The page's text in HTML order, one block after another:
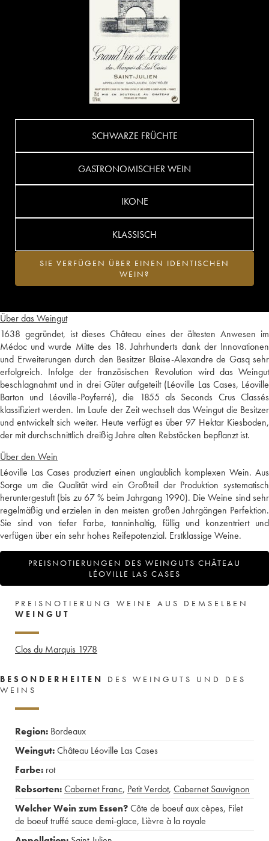
Über das Weingut
1638 gegründet, ist dieses Château eines der ältesten Anwesen im
Médoc und wurde Mitte des 18. Jahrhunderts dank der Innovationen
und Erweiterungen durch den Besitzer Blaise-Alexandre de Gasq sehr
erfolgreich. Infolge der französischen Revolution wird das Weingut
beschlagnahmt und in drei Güter aufgeteilt (Léoville Las Cases, Léoville
Barton und Léoville-Poyferré), die 1855 als Seconds Crus Classés
klassifiziert werden. Im Laufe der Zeit wechselt das Weingut die Besitzer
und entwickelt sich weiter. Heute verfügt es über 97 Hektar Kiesboden,
der mit durchschnittlich dreißig Jahre alten Rebstöcken bepflanzt ist.
Über den Wein
Léoville Las Cases produziert einen unglaublich komplexen Wein. Aus
Sorge um die Qualität wird ein Großteil der Produktion systematisch
heruntergestuft (bis zu 67 % beim Jahrgang 1990). Die Weine sind sehr
regelmäßig und erzielen in den meisten großen Jahrgängen Perfektion.
Sie sind von tiefer Farbe, tanninhaltig, füllig und konzentriert und
verfügen über ein sehr hohes Reifepotenzial. Erstklassige Weine.
PREISNOTIERUNGEN DES WEINGUTS CHÂTEAU
LÉOVILLE LAS CASES
SCHWARZE FRÜCHTE
GASTRONOMISCHER WEIN
IKONE
KLASSISCH
SIE VERFÜGEN ÜBER EINEN IDENTISCHEN
WEIN?
PREISNOTIERUNG WEINE AUS DEMSELBEN
WEINGUT
Clos du Marquis 1978
BESONDERHEITEN
DES WEINGUTS UND DES
WEINS
Region: Bordeaux
Weingut:Château Léoville Las Cases
Farbe: rot
Rebsorten:Cabernet Franc, Petit Verdot, Cabernet Sauvignon
Welcher Wein zum Essen?Côte de boeuf aux cèpes, Filet
de boeuf truffé sauce demi-glace, Lièvre à la royale